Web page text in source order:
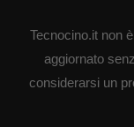
Tecnocino.it non
aggiornato
considerarsi un